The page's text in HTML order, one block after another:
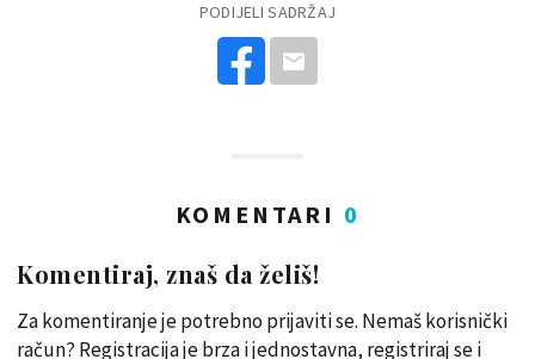
PODIJELI SADRŽAJ
KOMENTARI 0
Komentiraj, znaš da želiš!
Za komentiranje je potrebno prijaviti se. Nemaš korisnički
račun? Registracija je brza i jednostavna, registriraj se i